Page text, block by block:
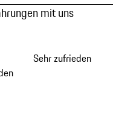
mit uns
Sehr zufrieden